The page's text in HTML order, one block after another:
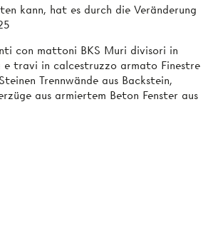
kann, hat es durch die Veränderung
con mattoni BKS Muri divisori in
travi in calcestruzzo armato Finestre
Trennwände aus Backstein,
aus armiertem Beton Fenster aus